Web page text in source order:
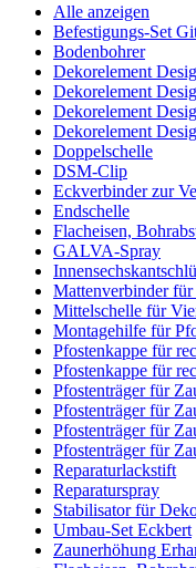
Alle anzeigen
Befestigungs-Set
Bodenbohrer
Dekorelement
Dekorelement
Dekorelement
Dekorelement
Doppelschelle
DSM-Clip
Eckverbinder zur
Endschelle
Flacheisen,
GALVA-Spray
Mattenverbinder
Mittelschelle für
Montagehilfe für
Pfostenkappe für
Pfostenkappe für
Pfostenträger für
Pfostenträger für
Pfostenträger für
Pfostenträger für
Reparaturlackstift
Reparaturspray
Stabilisator für
Umbau-Set Eckbert
Zaunerhöhung